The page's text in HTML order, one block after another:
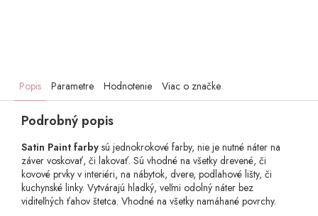
Popis Parametre Hodnotenie Viac o značke
Podrobný popis
Satin Paint farby sú jednokrokové farby, nie je nutné náter na
záver voskovať, či lakovať. Sú vhodné na všetky drevené, či
kovové prvky v interiéri, na nábytok, dvere, podlahové lišty, či
kuchynské linky. Vytvárajú hladký, veľmi odolný náter bez
viditeľných ťahov štetca. Vhodné na všetky namáhané povrchy.